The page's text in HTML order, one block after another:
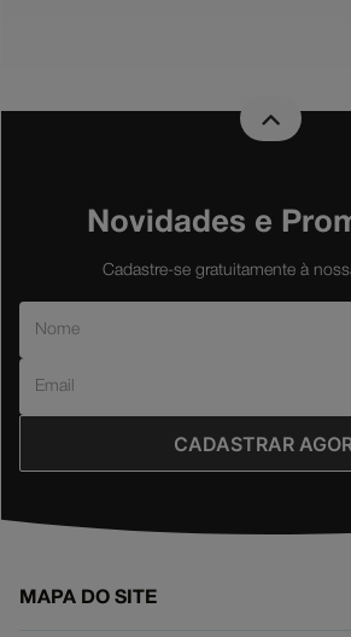
Novidades e
Cadastre-se gratuitamente à
CADASTRAR
MAPA DO SITE